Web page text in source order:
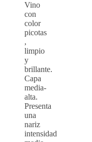
Vino
con
color
picotas
,
limpio
y
brillante.
Capa
media-
alta.
Presenta
una
nariz
intensidad